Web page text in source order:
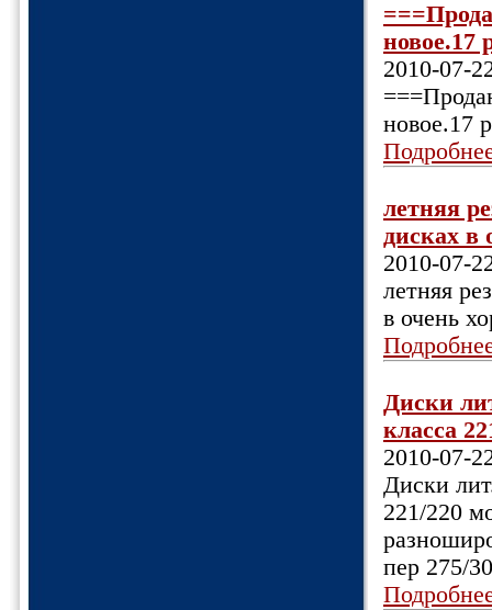
новое.17
2010-07-
новое.17
летняя
дисках в
2010-07-
летняя
в очень
Диски
класса
2010-07-
Диски
221/220
пер 275/